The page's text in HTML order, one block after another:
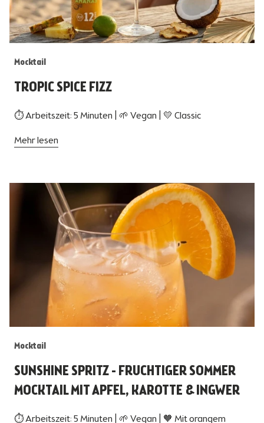
Mocktail
TROPIC SPICE FIZZ
⏱ Arbeitszeit: 5 Minuten | 🌱 Vegan | 💛 Classic
Mehr lesen
Mocktail
SUNSHINE SPRITZ - FRUCHTIGER SOMMER
MOCKTAIL MIT APFEL, KAROTTE & INGWER
⏱ Arbeitszeit: 5 Minuten | 🌱 Vegan | 🧡 Mit orangem